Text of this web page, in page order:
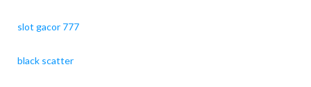
slot gacor 777
black scatter